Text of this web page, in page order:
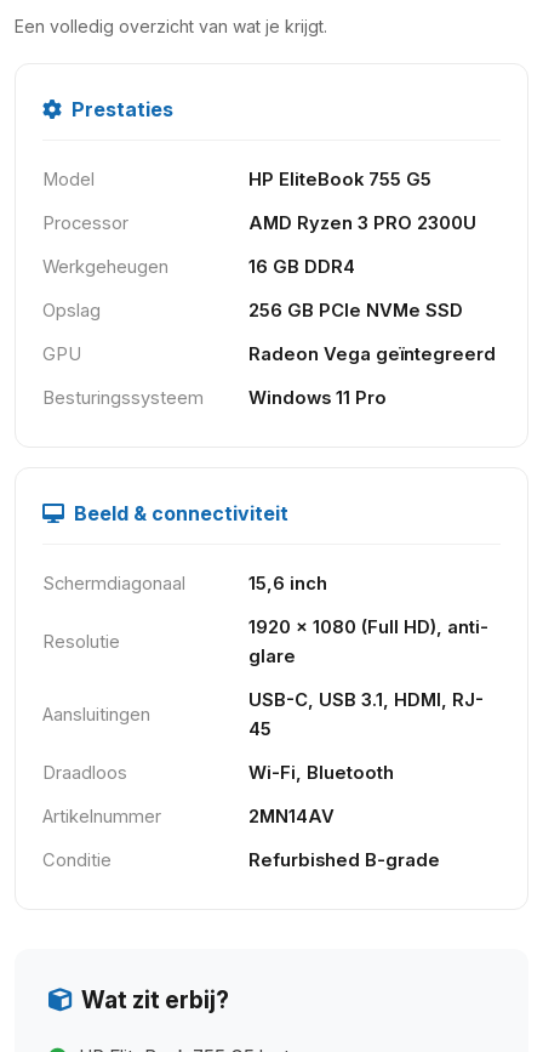
Een volledig overzicht van wat je krijgt.
Prestaties
Model
HP EliteBook 755 G5
Processor
AMD Ryzen 3 PRO 2300U
Werkgeheugen
16 GB DDR4
Opslag
256 GB PCIe NVMe SSD
GPU
Radeon Vega geïntegreerd
Besturingssysteem
Windows 11 Pro
Beeld & connectiviteit
Schermdiagonaal 15,6 inch
Resolutie
1920 × 1080 (Full HD), anti-
glare
Aansluitingen
USB-C, USB 3.1, HDMI, RJ-
45
Draadloos
Wi-Fi, Bluetooth
Artikelnummer
2MN14AV
Conditie
Refurbished B-grade
Wat zit erbij?